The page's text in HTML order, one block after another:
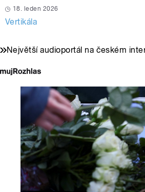
18. leden 2026
Vertikála
Největší audioportál na českém